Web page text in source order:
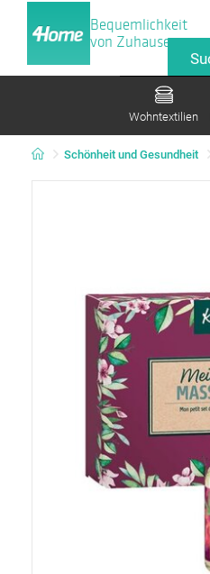
Bequemlichkeit
von Zuhause
Wohntextilien
Schönheit und Gesundheit